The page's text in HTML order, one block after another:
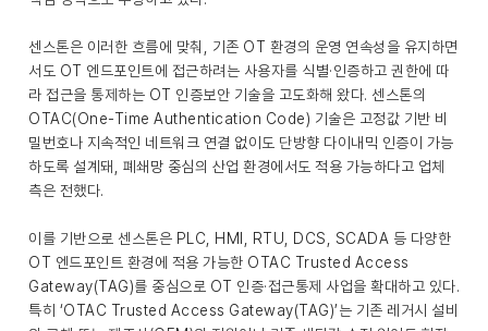
센스톤은 이러한 흐름에 맞춰, 기존 OT 환경의 운영 연속성을 유지하면
서도 OT 엔드포인트에 접근하려는 사용자를 식별·인증하고 권한에 따
라 접근을 통제하는 OT 인증보안 기술을 고도화해 왔다. 센스톤의
OTAC(One-Time Authentication Code) 기술은 고정값 기반 비
밀번호나 지속적인 네트워크 연결 없이도 단방향 다이내믹 인증이 가능
하도록 설계돼, 폐쇄망 중심의 산업 환경에서도 적용 가능하다고 업체
측은 전했다.
이를 기반으로 센스톤은 PLC, HMI, RTU, DCS, SCADA 등 다양한
OT 엔드포인트 환경에 적용 가능한 OTAC Trusted Access
Gateway(TAG)를 중심으로 OT 인증·접근통제 사업을 확대하고 있다.
특히 ‘OTAC Trusted Access Gateway(TAG)’는 기존 레거시 설비